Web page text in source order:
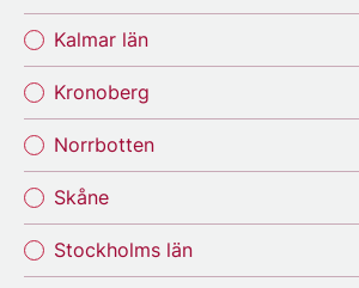
Kalmar län
Kronoberg
Norrbotten
Skåne
Stockholms län